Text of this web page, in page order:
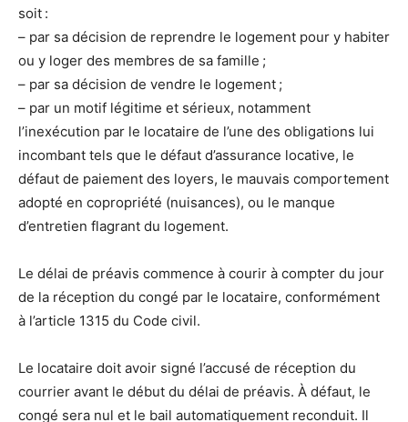
soit :
– par sa décision de reprendre le logement pour y habiter
ou y loger des membres de sa famille ;
– par sa décision de vendre le logement ;
– par un motif légitime et sérieux, notamment
l’inexécution par le locataire de l’une des obligations lui
incombant tels que le défaut d’assurance locative, le
défaut de paiement des loyers, le mauvais comportement
adopté en copropriété (nuisances), ou le manque
d’entretien flagrant du logement.
Le délai de préavis commence à courir à compter du jour
de la réception du congé par le locataire, conformément
à l’article 1315 du Code civil.
Le locataire doit avoir signé l’accusé de réception du
courrier avant le début du délai de préavis. À défaut, le
congé sera nul et le bail automatiquement reconduit. Il